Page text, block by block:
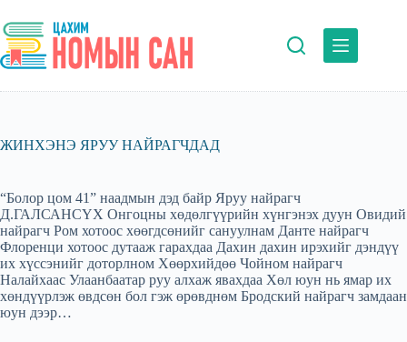
to
content
ЖИНХЭНЭ ЯРУУ НАЙРАГЧДАД
“Болор цом 41” наадмын дэд байр Яруу найрагч
Д.ГАЛСАНСҮХ Онгоцны хөдөлгүүрийн хүнгэнэх дуун Овидий
найрагч Ром хотоос хөөгдсөнийг сануулнам Данте найрагч
Флоренци хотоос дутааж гарахдаа Дахин дахин ирэхийг дэндүү
их хүссэнийг доторлном Хөөрхийдөө Чойном найрагч
Налайхаас Улаанбаатар руу алхаж явахдаа Хөл юун нь ямар их
хөндүүрлэж өвдсөн бол гэж өрөвднөм Бродский найрагч замдаан
юун дээр…